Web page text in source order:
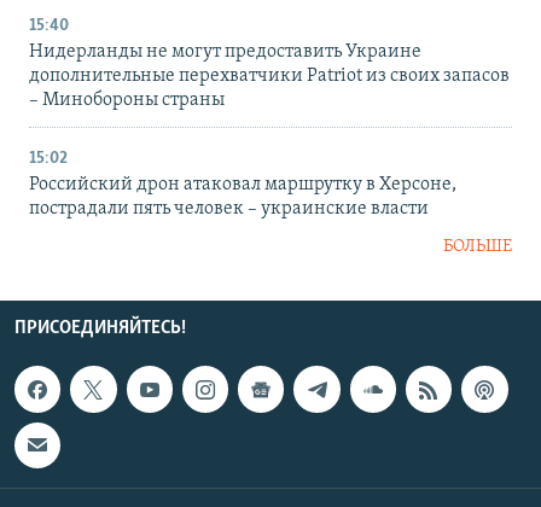
15:40
Нидерланды не могут предоставить Украине
дополнительные перехватчики Patriot из своих запасов
– Минобороны страны
15:02
Российский дрон атаковал маршрутку в Херсоне,
пострадали пять человек – украинские власти
БОЛЬШЕ
ПРИСОЕДИНЯЙТЕСЬ!